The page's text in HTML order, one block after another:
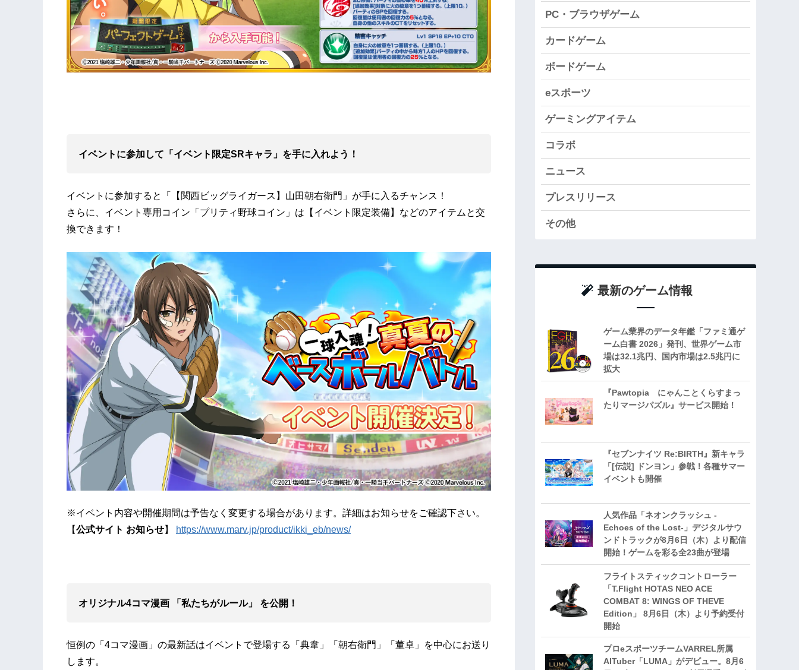
イベントに参加して「イベント限定SRキャラ」を手に入れよう！
イベントに参加すると「【関西ビッグライガース】山田朝右衛門」が手に入るチャンス！
さらに、イベント専用コイン「プリティ野球コイン」は【イベント限定装備】などのアイテムと交
換できます！
※イベント内容や開催期間は予告なく変更する場合があります。詳細はお知らせをご確認下さい。
【公式サイト お知らせ】 https://www.marv.jp/product/ikki_eb/news/
オリジナル4コマ漫画 「私たちがルール」 を公開！
恒例の「4コマ漫画」の最新話はイベントで登場する「典韋」「朝右衛門」「董卓」を中心にお送り
します。
PC・ブラウザゲーム
カードゲーム
ボードゲーム
eスポーツ
ゲーミングアイテム
コラボ
ニュース
プレスリリース
その他
最新のゲーム情報
ゲーム業界のデータ年鑑「ファミ通ゲ
ーム白書 2026」発刊、世界ゲーム市
場は32.1兆円、国内市場は2.5兆円に
拡大
『Pawtopia にゃんことくらすまっ
たりマージパズル』サービス開始！
『セブンナイツ Re:BIRTH』新キャラ
「[伝説] ドンヨン」参戦！各種サマー
イベントも開催
人気作品「ネオンクラッシュ -
Echoes of the Lost-」デジタルサウ
ンドトラックが8月6日（木）より配信
開始！ゲームを彩る全23曲が登場
フライトスティックコントローラー
「T.Flight HOTAS NEO ACE
COMBAT 8: WINGS OF THEVE
Edition」 8月6日（木）より予約受付
開始
プロeスポーツチームVARREL所属
AITuber「LUMA」がデビュー。8月6